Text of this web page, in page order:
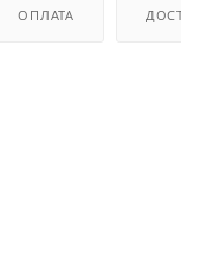
ОПЛАТА